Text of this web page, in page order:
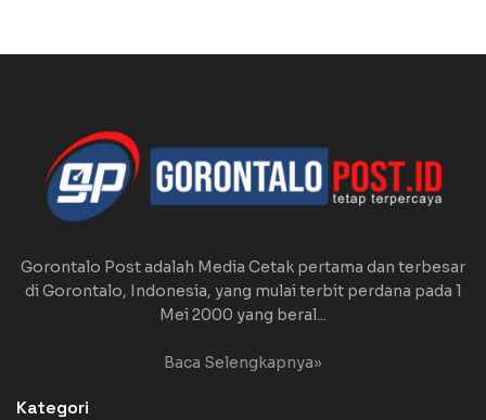
Gorontalo Post adalah Media Cetak pertama dan terbesar
di Gorontalo, Indonesia, yang mulai terbit perdana pada 1
Mei 2000 yang beral...
Baca Selengkapnya»
Kategori